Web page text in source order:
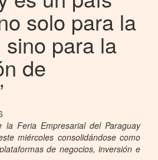
solo para la
sino para la
de
la Feria Empresarial del Paraguay
miércoles consolidándose como
de negocios, inversión e